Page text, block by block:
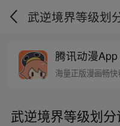
武逆境界等级划
腾讯动漫App
海量正版漫画畅快
武逆境界等级划分